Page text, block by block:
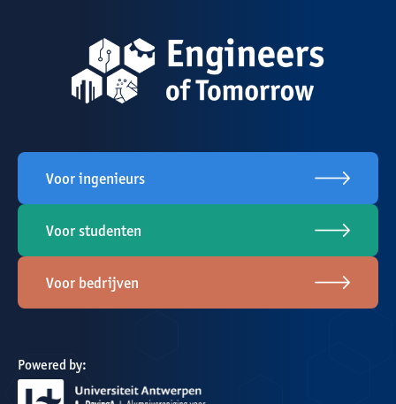
Voor ingenieurs
Voor studenten
Voor bedrijven
Powered by: